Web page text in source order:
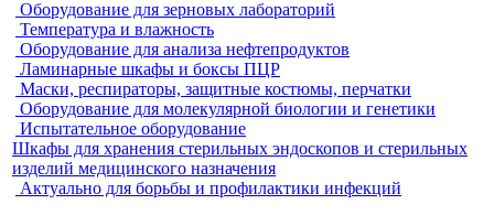
Оборудование для зерновых лабораторий
Температура и влажность
Оборудование для анализа нефтепродуктов
Ламинарные шкафы и боксы ПЦР
Маски, респираторы, защитные костюмы, перчатки
Оборудование для молекулярной биологии и генетики
Испытательное оборудование
Шкафы для хранения стерильных эндоскопов и стерильных
изделий медицинского назначения
Актуально для борьбы и профилактики инфекций